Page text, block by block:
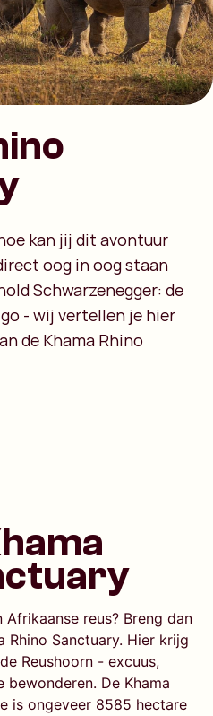
kan jij dit avontuur
oog in oog staan
Schwarzenegger: de
- wij vertellen je hier
de Khama Rhino
reus? Breng dan
Rhino Sanctuary. Hier krijg
Reushoorn - excuus,
De Khama
is ongeveer 8585 hectare